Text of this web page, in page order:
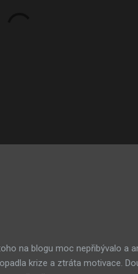
na blogu moc nepřibývalo a
krize a ztráta motivace.